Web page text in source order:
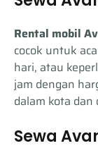
Rental mobil
cocok untuk
hari, atau
jam dengan
dalam kota
Sewa